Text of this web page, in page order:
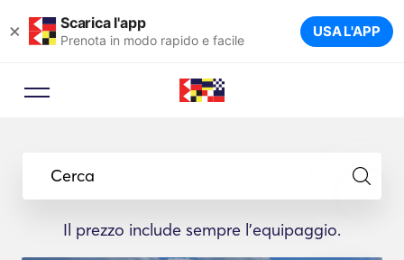
× Scarica l'app
Prenota in modo rapido e facile USA L'APP
Cerca
Il prezzo include sempre l'equipaggio.